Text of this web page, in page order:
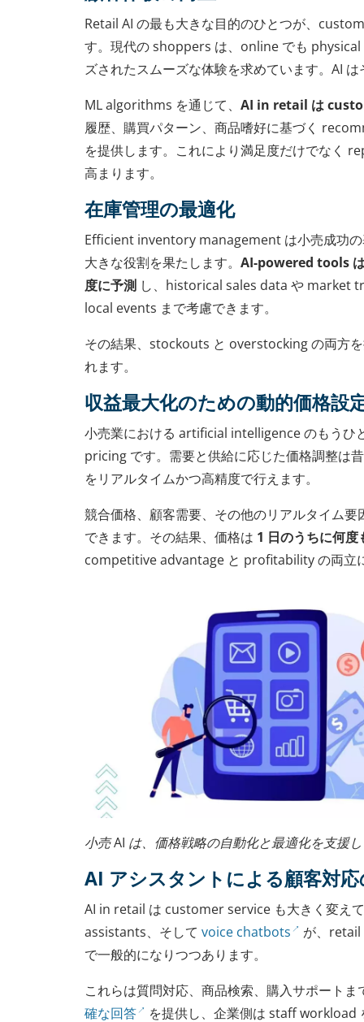
Retail AI の最も大きな目的のひとつが、
す。現代の shoppers は、online でも
ズされたスムーズな体験を求めています。AI
ML algorithms を通じて、 AI in retail は
履歴、購買パターン、商品嗜好に基づく
を提供します。これにより満足度だけでなく
高まります。
在庫管理の最適化
Efficient inventory management は小売成功の
大きな役割を果たします。 AI-powered tools
度に予測 し、historical sales data や market
local events まで考慮できます。
その結果、stockouts と overstocking の両方
れます。
収益最大化のための動的価格設
小売業における artificial intelligence のもうひ
pricing です。需要と供給に応じた価格調整は
をリアルタイムかつ高精度で行えます。
競合価格、顧客需要、その他のリアルタイム
できます。その結果、価格は 1 日のうちに何度
competitive advantage と profitability の両立
小売 AI は、価格戦略の自動化と最適化を支援
AI アシスタントによる顧客対
AI in retail は customer service も大きく変え
assistants、そして voice chatbots
が、
で一般的になりつつあります。
これらは質問対応、商品検索、購入サポート
確な回答
を提供し、企業側は staff workload